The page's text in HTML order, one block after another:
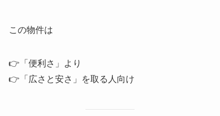
この物件は
👉「便利さ」より
👉「広さと安さ」を取る人向け